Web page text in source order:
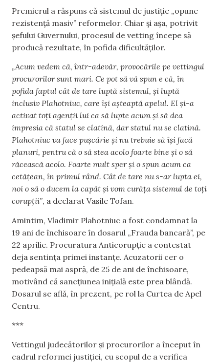
Premierul a răspuns că sistemul de justiție „opune
rezistență masiv” reformelor. Chiar și așa, potrivit
șefului Guvernului, procesul de vetting începe să
producă rezultate, în pofida dificultăților.
„Acum vedem că, într-adevăr, provocările pe vettingul
procurorilor sunt mari. Ce pot să vă spun e că, în
pofida faptul cât de tare luptă sistemul, și luptă
inclusiv Plahotniuc, care își așteaptă apelul. El și-a
activat toți agenții lui ca să lupte acum și să dea
impresia că statul se clatină, dar statul nu se clatină.
Plahotniuc va face pușcărie și nu trebuie să își facă
planuri, pentru că o să stea acolo foarte bine și o să
răcească acolo. Foarte mult sper și o spun acum ca
cetățean, în primul rând. Cât de tare nu s-ar lupta ei,
noi o să o ducem la capăt și vom curăța sistemul de toți
corupții”, a declarat Vasile Tofan.
Amintim, Vladimir Plahotniuc a fost condamnat la
19 ani de închisoare în dosarul „Frauda bancară”, pe
22 aprilie. Procuratura Anticorupție a contestat
deja sentința primei instanțe. Acuzatorii cer o
pedeapsă mai aspră, de 25 de ani de închisoare,
motivând că sancțiunea inițială este prea blândă.
Dosarul se află, în prezent, pe rol la Curtea de Apel
Centru.
***
Vettingul judecătorilor și procurorilor a început în
cadrul reformei justiției, cu scopul de a verifica